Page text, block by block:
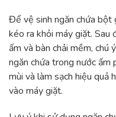
Để vệ sinh ngăn chứa bột
kéo ra khỏi máy giặt. Sau
ấm và bàn chải mềm, chú
ngăn chứa trong nước ấm
mùi và làm sạch hiệu quả
vào máy giặt.